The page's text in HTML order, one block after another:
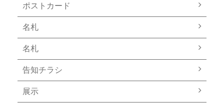
ポストカード
名札
名札
告知チラシ
展示